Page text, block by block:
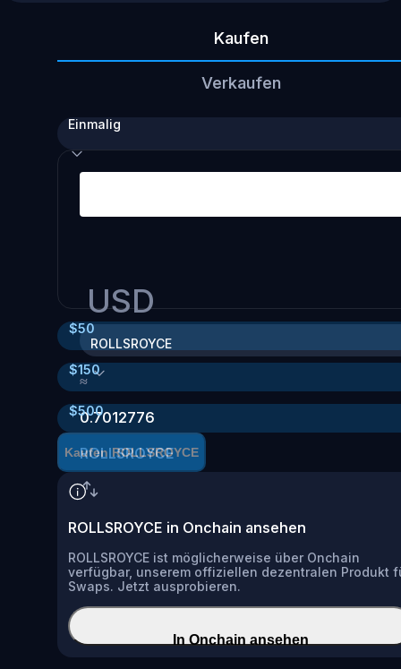
Kaufen
Verkaufen
Einmalig
USD
ROLLSROYCE
≈
0.7012776
ROLLSROYCE
$50
$150
$500
Kaufen ROLLSROYCE
ROLLSROYCE in Onchain ansehen
ROLLSROYCE ist möglicherweise über Onchain
verfügbar, unserem offiziellen dezentralen Produkt
Swaps. Jetzt ausprobieren.
In Onchain ansehen